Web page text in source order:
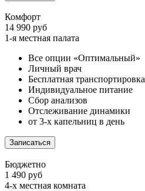
Комфорт
14 990 руб
1-я местная палата
Все опции «Оптимальный»
Личный врач
Бесплатная транспортировка
Индивидуальное питание
Сбор анализов
Отслеживание динамики
от 3-х капельниц в день
Записаться
Бюджетно
1 490 руб
4-х местная комната